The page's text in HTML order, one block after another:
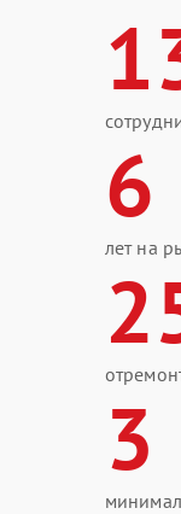
6
лет на
3